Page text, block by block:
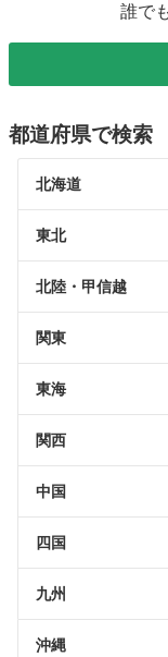
誰で
都道府県で検索
北海道
東北
北陸・甲信越
関東
東海
関西
中国
四国
九州
沖縄